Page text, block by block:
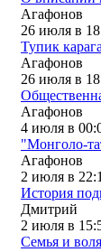
Агафонов
26 июля в
Тупик
Агафонов
26 июля в
Агафонов
4 июля в
"Монголо-
Агафонов
2 июля в
История
Дмитрий
2 июля в
Семья и воля